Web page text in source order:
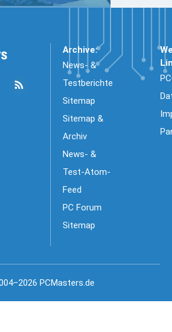
Archive:
News- &
Testberichte
Sitemap
Sitemap &
Archiv
News- &
Test-Atom-
Feed
PC Forum
Sitemap
PCMasters.de